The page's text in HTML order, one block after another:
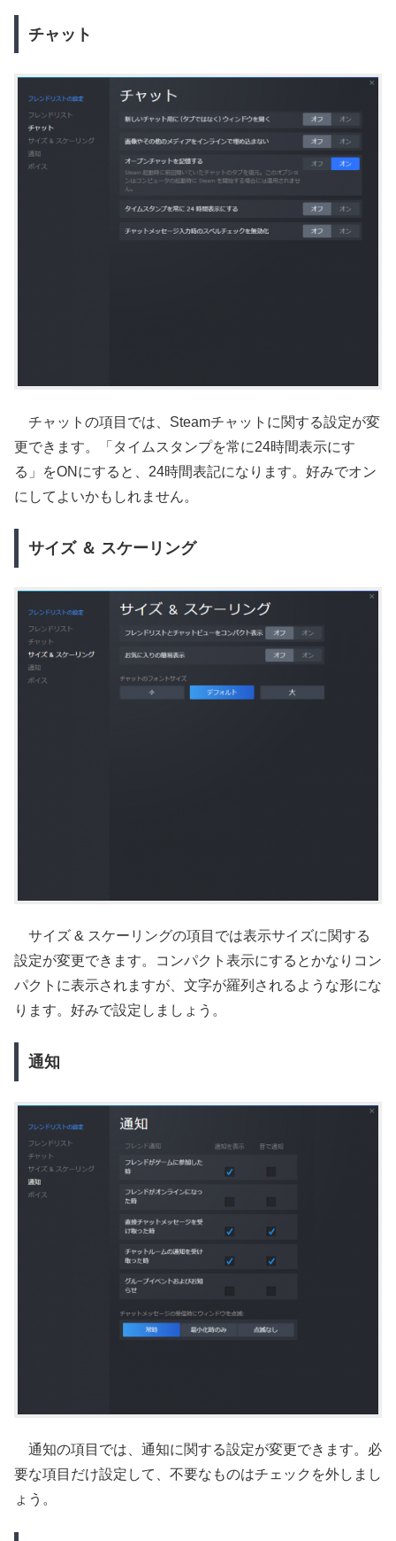
チャット
チャットの項目では、Steamチャットに関する設定が変
更できます。「タイムスタンプを常に24時間表示にす
る」をONにすると、24時間表記になります。好みでオン
にしてよいかもしれません。
サイズ ＆ スケーリング
サイズ & スケーリングの項目では表示サイズに関する
設定が変更できます。コンパクト表示にするとかなりコン
パクトに表示されますが、文字が羅列されるような形にな
ります。好みで設定しましょう。
通知
通知の項目では、通知に関する設定が変更できます。必
要な項目だけ設定して、不要なものはチェックを外しまし
ょう。